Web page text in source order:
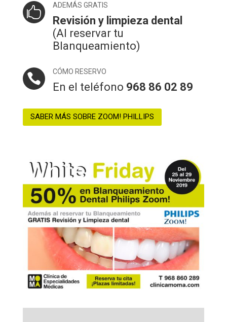
 ADEMÁS GRATIS
Revisión y limpieza dental
(Al reservar tu
Blanqueamiento)
 CÓMO RESERVO
En el teléfono 968 86 02 89
SABER MÁS SOBRE ZOOM! PHILLIPS